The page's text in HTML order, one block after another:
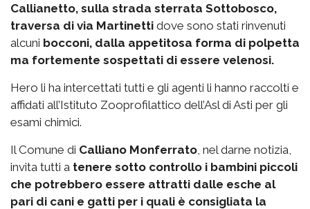
Callianetto, sulla strada sterrata Sottobosco,
traversa di via Martinetti dove sono stati rinvenuti
alcuni bocconi, dalla appetitosa forma di polpetta
ma fortemente sospettati di essere velenosi.
Hero li ha intercettati tutti e gli agenti li hanno raccolti e
affidati all’Istituto Zooprofilattico dell’Asl di Asti per gli
esami chimici.
Il Comune di Calliano Monferrato , nel darne notizia,
invita tutti a tenere sotto controllo i bambini piccoli
che potrebbero essere attratti dalle esche al
pari di cani e gatti per i quali è consigliata la